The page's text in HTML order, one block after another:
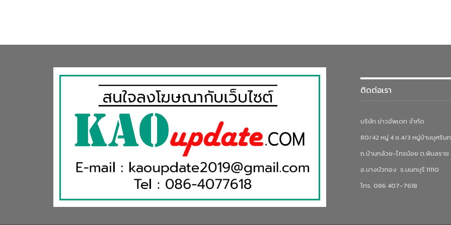
ติดต่อเรา
บริษัท ข่าวอัพเดท จำกัด
80/42 หมู่ 4 ซ.4/3 หมู่บ้านบุศริน
ถ.บ้านกล้วย-ไทรน้อย ต.พิมลราช
อ.บางบัวทอง จ.นนทบุรี 11110
โทร. 086 407-7618